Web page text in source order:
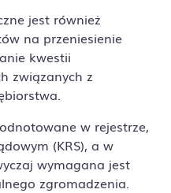
jest również
na przeniesienie
kwestii
związanych z
w rejestrze,
(KRS), a w
wymagana jest
zgromadzenia.